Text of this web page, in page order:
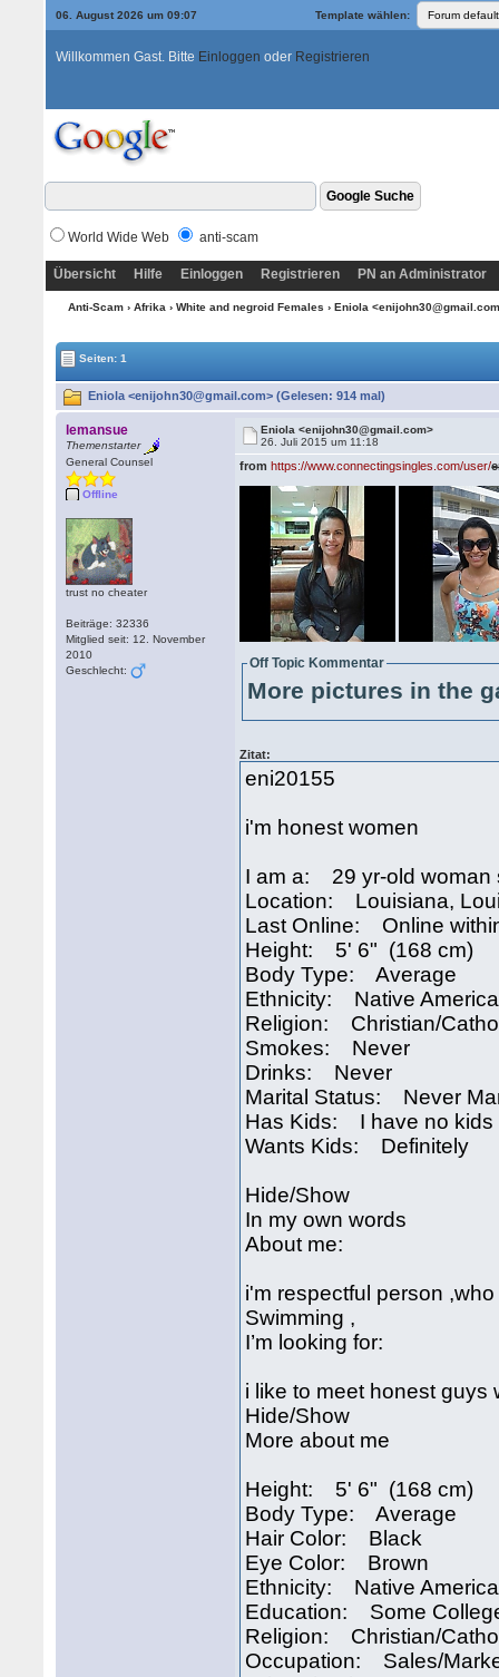
06. August 2026 um 09:07 Template wählen:
Willkommen Gast. Bitte Einloggen oder Registrieren
World Wide Web anti-scam
Übersicht Hilfe Einloggen Registrieren PN an Administrator
Anti-Scam› Afrika › White and negroid Females › Eniola
Seiten: 1
Eniola <enijohn30@gmail.com> (Gelesen: 914 mal)
lemansue
Themenstarter
General Counsel
Offline
trust no cheater
Beiträge: 32336
Mitglied seit: 12. November
2010
Geschlecht:
Eniola <enijohn30@gmail.com>
26. Juli 2015 um 11:18
fromhttps://www.connectingsingles.com/user/
Off Topic Kommentar
More pictures in the
Zitat:
eni20155
i'm honest women
I am a: 29 yr-old woman
Location: Louisiana,
Last Online: Online
Height: 5' 6" (168 cm)
Body Type: Average
Ethnicity: Native
Religion: Christian/
Smokes: Never
Drinks: Never
Marital Status: Never
Has Kids: I have no kids
Wants Kids: Definitely
Hide/Show
In my own words
About me:
i'm respectful person
Swimming ,
I’m looking for:
i like to meet honest guys
Hide/Show
More about me
Height: 5' 6" (168 cm)
Body Type: Average
Hair Color: Black
Eye Color: Brown
Ethnicity: Native
Education: Some
Religion: Christian/
Occupation: Sales/